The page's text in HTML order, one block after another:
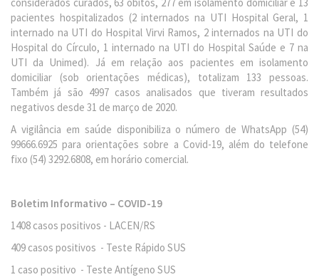
pacientes hospitalizados (2 internados na UTI Hospital Geral, 1
internado na UTI do Hospital Virvi Ramos, 2 internados na UTI do
Hospital do Círculo, 1 internado na UTI do Hospital Saúde e 7 na
UTI da Unimed). Já em relação aos pacientes em isolamento
domiciliar (sob orientações médicas), totalizam 133 pessoas.
Também já são 4997 casos analisados que tiveram resultados
negativos desde 31 de março de 2020.
A vigilância em saúde disponibiliza o número de WhatsApp (54)
99666.6925 para orientações sobre a Covid-19, além do telefone
fixo (54) 3292.6808, em horário comercial.
Boletim Informativo – COVID-19
1408 casos positivos - LACEN/RS
409 casos positivos - Teste Rápido SUS
1 caso positivo - Teste Antígeno SUS